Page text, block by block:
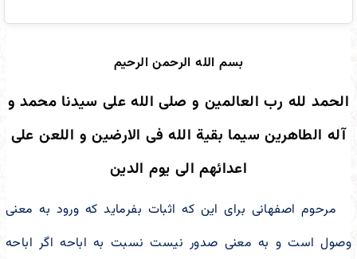
بسم الله الرحمن الرحیم
الحمد لله رب العالمین و صلی الله علی سیدنا محمد و
آله الطاهرین سیما بقیة الله فی الارضین و اللعن علی
اعدائهم الی یوم الدین
مرحوم اصفهانی برای این که اثبات بفرماید که ورود به معنی
وصول است و به معنی صدور نیست نسبت به اباحه اگر اباحه